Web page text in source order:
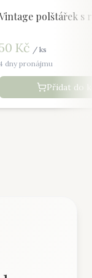
polštářek s
Kč / ks
dny pronájmu
Přidat do